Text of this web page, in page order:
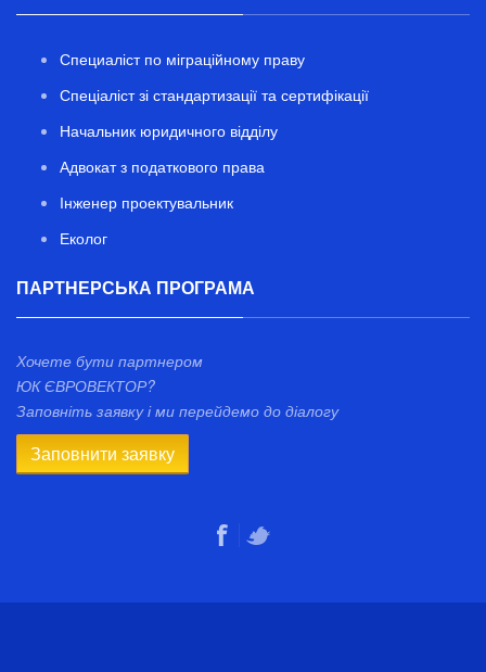
Специаліст по міграційному праву
Спеціаліст зі стандартизації та сертифікації
Начальник юридичного відділу
Адвокат з податкового права
Інженер проектувальник
Еколог
ПАРТНЕРСЬКА ПРОГРАМА
Хочете бути партнером
ЮК ЄВРОВЕКТОР?
Заповніть заявку і ми перейдемо до діалогу
Заповнити заявку